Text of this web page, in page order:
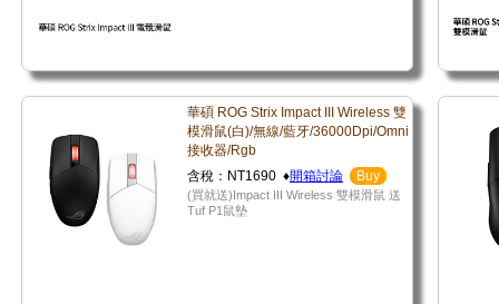
華碩 ROG Strix Impact III Wireless 雙
模滑鼠(白)/無線/藍牙/36000Dpi/Omni
接收器/Rgb
含稅：NT1690 ♦開箱討論 Buy
(買就送)Impact III Wireless 雙模滑鼠 送
Tuf P1鼠墊